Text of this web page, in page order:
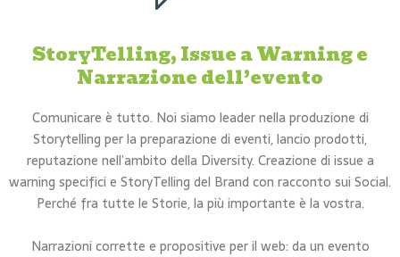
StoryTelling, Issue a Warning e
Narrazione dell’evento
Comunicare è tutto. Noi siamo leader nella produzione di
Storytelling per la preparazione di eventi, lancio prodotti,
reputazione nell’ambito della Diversity. Creazione di issue a
warning specifici e StoryTelling del Brand con racconto sui Social.
Perché fra tutte le Storie, la più importante è la vostra.
Narrazioni corrette e propositive per il web: da un evento